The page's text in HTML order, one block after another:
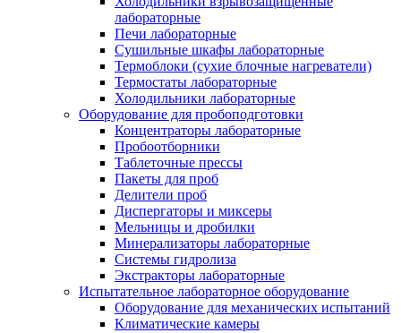
лабораторные
Печи лабораторные
Сушильные шкафы лабораторные
Термоблоки (сухие блочные нагреватели)
Термостаты лабораторные
Холодильники лабораторные
Оборудование для пробоподготовки
Концентраторы лабораторные
Пробоотборники
Таблеточные прессы
Пакеты для проб
Делители проб
Диспергаторы и миксеры
Мельницы и дробилки
Минерализаторы лабораторные
Системы гидролиза
Экстракторы лабораторные
Испытательное лабораторное оборудование
Оборудование для механических испытаний
Климатические камеры